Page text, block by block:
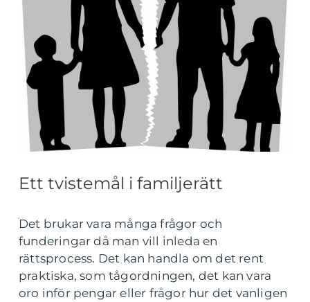
Ett tvistemål i familjerätt
Det brukar vara många frågor och
funderingar då man vill inleda en
rättsprocess. Det kan handla om det rent
praktiska, som tågordningen, det kan vara
oro inför pengar eller frågor hur det vanligen